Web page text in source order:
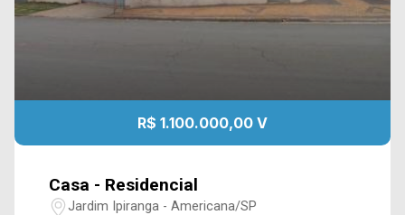
R$ 1.100.000,00 V
Casa - Residencial
Jardim Ipiranga - Americana/SP